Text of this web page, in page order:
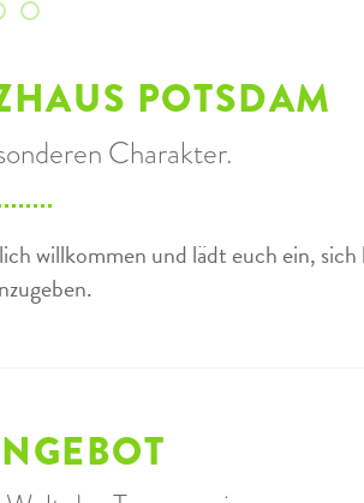
schon wieder los
im Sommer
20. Juli 2026
wieder Zeit für eine "gepflegte" Party?!
Ja, genau dich
Cha Cha Cha, Walzer und Co
POTSDAM
Charakter.
willkommen und lädt euch ein, sich